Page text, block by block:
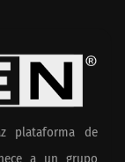
plataforma de
a un grupo